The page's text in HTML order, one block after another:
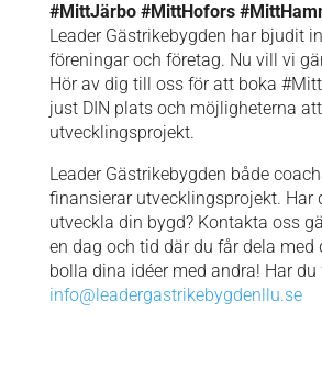
#MittJärbo #MittHofors
Leader Gästrikebygden har bjudit
föreningar och företag. Nu vill vi
Hör av dig till oss för att boka
just DIN plats och möjligheterna
utvecklingsprojekt.
Leader Gästrikebygden både
finansierar utvecklingsprojekt. Har
utveckla din bygd? Kontakta oss
en dag och tid där du får dela med
bolla dina idéer med andra! Har du
info@leadergastrikebygdenllu.se